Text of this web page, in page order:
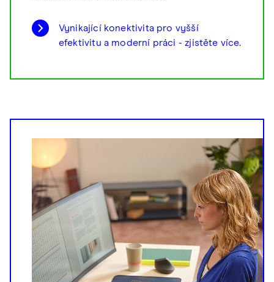
Vynikající konektivita pro vyšší
efektivitu a moderní práci - zjistěte více.